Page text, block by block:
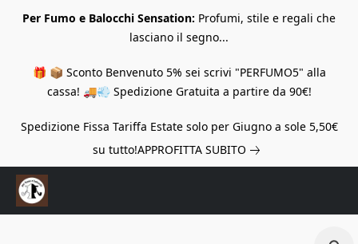
Per Fumo e Balocchi Sensation: Profumi, stile e regali che
lasciano il segno...
🎁 📦 Sconto Benvenuto 5% sei scrivi "PERFUMO5" alla
cassa! 🚚💨 Spedizione Gratuita a partire da 90€!
Spedizione Fissa Tariffa Estate solo per Giugno a sole 5,50€
su tutto!APPROFITTA SUBITO